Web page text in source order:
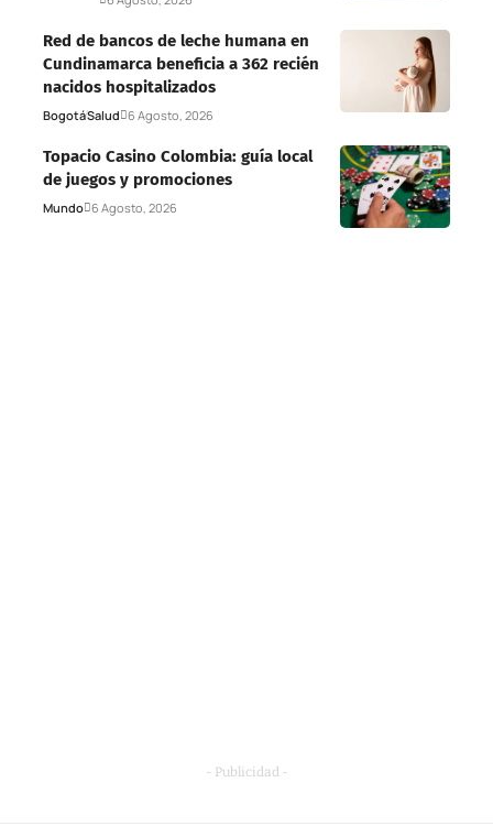
Red de bancos de leche humana en
Cundinamarca beneficia a 362 recién
nacidos hospitalizados
BogotáSalud 6 Agosto, 2026
Topacio Casino Colombia: guía local
de juegos y promociones
Mundo 6 Agosto, 2026
- Publicidad -